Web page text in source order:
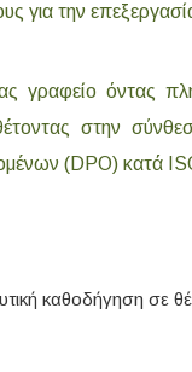
για την
γραφείο όντας
στην
(DPO) κατά
καθοδήγηση σε